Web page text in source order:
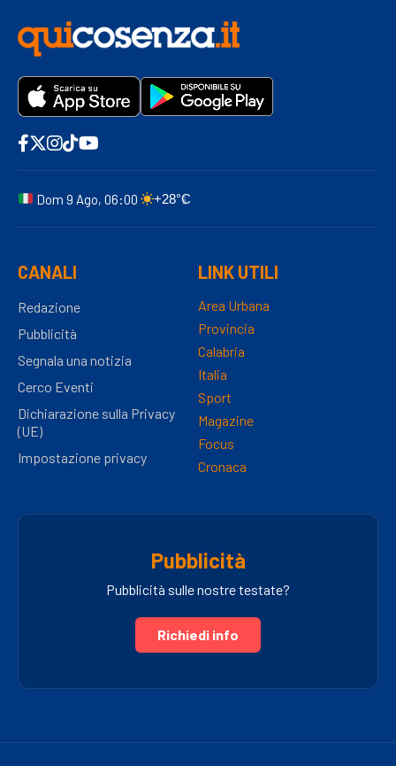
Dom 9 Ago, 06:00 +28°C
CANALI
Redazione
Pubblicità
Segnala una notizia
Cerco Eventi
Dichiarazione sulla Privacy
(UE)
Impostazione privacy
LINK UTILI
Area Urbana
Provincia
Calabria
Italia
Sport
Magazine
Focus
Cronaca
Pubblicità
Pubblicità sulle nostre testate?
Richiedi info